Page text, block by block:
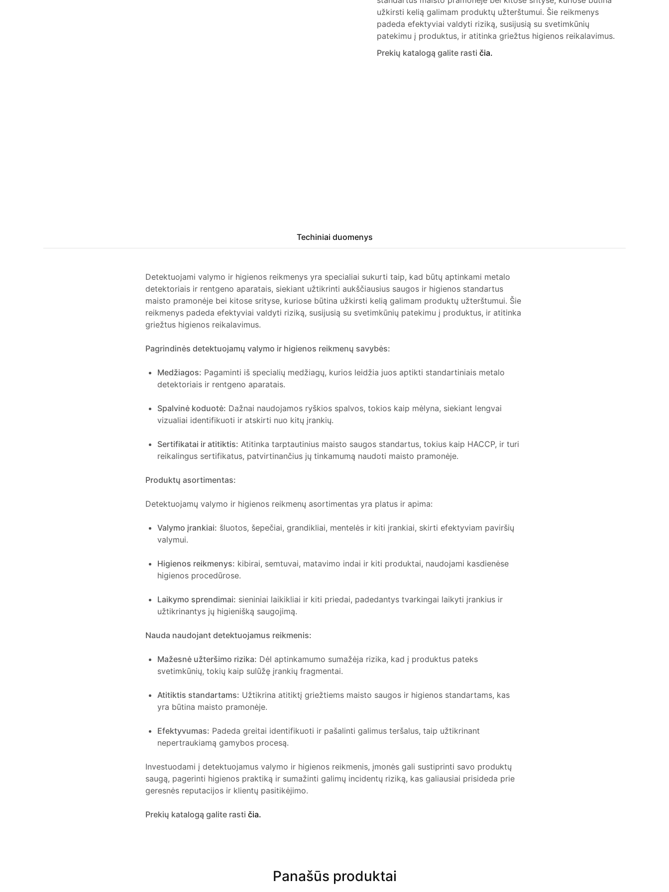
užkirsti kelią galimam produktų užterštumui. Šie reikmenys
padeda efektyviai valdyti riziką, susijusią su svetimkūnių
patekimu į produktus, ir atitinka griežtus higienos reikalavimus.
Prekių katalogą galite rasti čia.
Techiniai duomenys
Detektuojami valymo ir higienos reikmenys yra specialiai sukurti taip, kad būtų aptinkami metalo
detektoriais ir rentgeno aparatais, siekiant užtikrinti aukščiausius saugos ir higienos standartus
maisto pramonėje bei kitose srityse, kuriose būtina užkirsti kelią galimam produktų užterštumui. Šie
reikmenys padeda efektyviai valdyti riziką, susijusią su svetimkūnių patekimu į produktus, ir atitinka
griežtus higienos reikalavimus.
Pagrindinės detektuojamų valymo ir higienos reikmenų savybės:
Medžiagos: Pagaminti iš specialių medžiagų, kurios leidžia juos aptikti standartiniais metalo
detektoriais ir rentgeno aparatais.
Spalvinė koduotė: Dažnai naudojamos ryškios spalvos, tokios kaip mėlyna, siekiant lengvai
vizualiai identifikuoti ir atskirti nuo kitų įrankių.
Sertifikatai ir atitiktis: Atitinka tarptautinius maisto saugos standartus, tokius kaip HACCP, ir turi
reikalingus sertifikatus, patvirtinančius jų tinkamumą naudoti maisto pramonėje.
Produktų asortimentas:
Detektuojamų valymo ir higienos reikmenų asortimentas yra platus ir apima:
Valymo įrankiai: šluotos, šepečiai, grandikliai, mentelės ir kiti įrankiai, skirti efektyviam paviršių
valymui.
Higienos reikmenys: kibirai, semtuvai, matavimo indai ir kiti produktai, naudojami kasdienėse
higienos procedūrose.
Laikymo sprendimai: sieniniai laikikliai ir kiti priedai, padedantys tvarkingai laikyti įrankius ir
užtikrinantys jų higienišką saugojimą.
Nauda naudojant detektuojamus reikmenis:
Mažesnė užteršimo rizika: Dėl aptinkamumo sumažėja rizika, kad į produktus pateks
svetimkūnių, tokių kaip sulūžę įrankių fragmentai.
Atitiktis standartams: Užtikrina atitiktį griežtiems maisto saugos ir higienos standartams, kas
yra būtina maisto pramonėje.
Efektyvumas: Padeda greitai identifikuoti ir pašalinti galimus teršalus, taip užtikrinant
nepertraukiamą gamybos procesą.
Investuodami į detektuojamus valymo ir higienos reikmenis, įmonės gali sustiprinti savo produktų
saugą, pagerinti higienos praktiką ir sumažinti galimų incidentų riziką, kas galiausiai prisideda prie
geresnės reputacijos ir klientų pasitikėjimo.
Prekių katalogą galite rasti čia.
Panašūs produktai